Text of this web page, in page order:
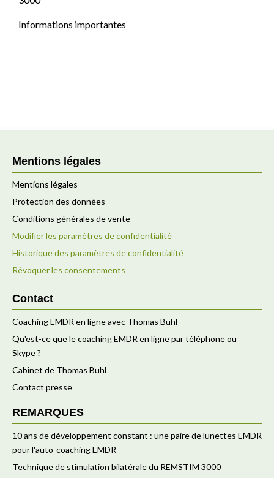
Informations importantes
Mentions légales
Mentions légales
Protection des données
Conditions générales de vente
Modifier les paramètres de confidentialité
Historique des paramètres de confidentialité
Révoquer les consentements
Contact
Coaching EMDR en ligne avec Thomas Buhl
Qu'est-ce que le coaching EMDR en ligne par téléphone ou
Skype ?
Cabinet de Thomas Buhl
Contact presse
REMARQUES
10 ans de développement constant : une paire de lunettes EMDR
pour l'auto-coaching EMDR
Technique de stimulation bilatérale du REMSTIM 3000